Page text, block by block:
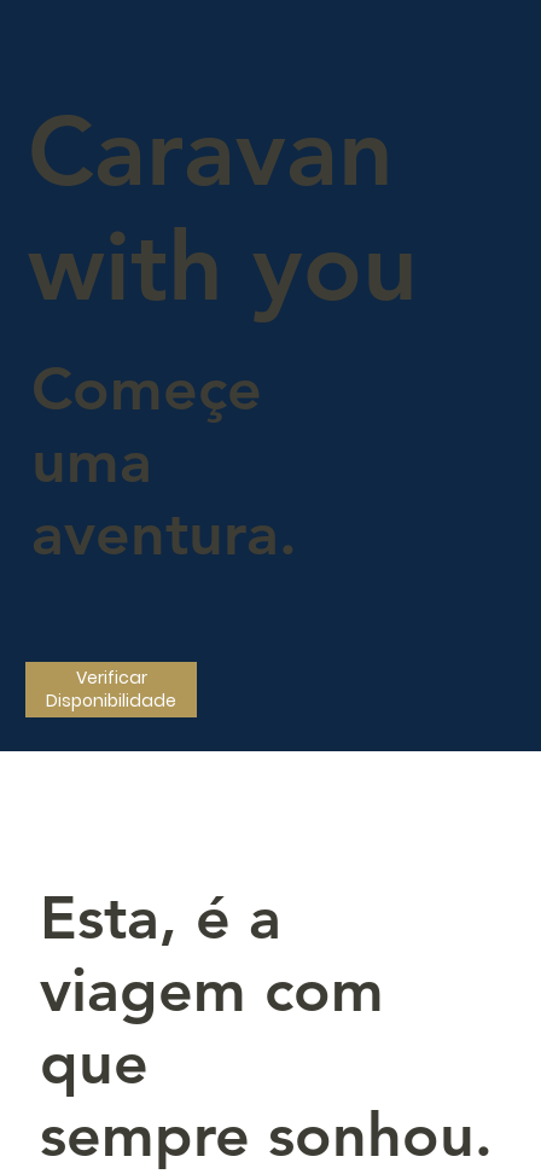
Caravan
with you
Começe
uma
aventura.
Verificar
Disponibilidade
Esta, é a
viagem com
que
sempre sonhou.